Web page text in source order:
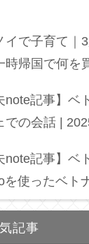
イで子育て｜
時帰国で何を
note記事】ベ
での会話 |
note記事】ベ
を使ったベト
記事